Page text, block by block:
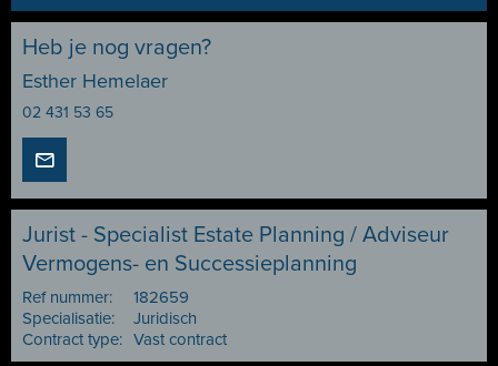
Heb je nog vragen?
Esther Hemelaer
02 431 53 65
Jurist - Specialist Estate Planning / Adviseur
Vermogens- en Successieplanning
Ref nummer:
182659
Specialisatie:
Juridisch
Contract type: Vast contract